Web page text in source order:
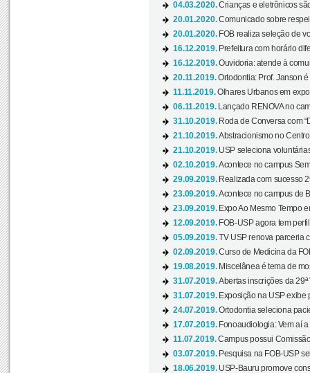
04.03.2020.Crianças e eletrônicos
20.01.2020.Comunicado sobre
20.01.2020. FOB realiza seleção de
16.12.2019. Prefeitura com horário
16.12.2019.Ouvidoria: atende à
20.11.2019.Ortodontia: Prof. Janson
11.11.2019.Olhares Urbanos em
06.11.2019.
Lançado RENOVA no
31.10.2019. Roda de Conversa com
21.10.2019.Abstracionismo no
21.10.2019. USP seleciona
02.10.2019.Acontece no campus
29.09.2019. Realizada com sucesso
23.09.2019.Acontece no campus de
23.09.2019. Expo Ao Mesmo Tempo
12.09.2019. FOB-USP agora tem
05.09.2019.TV USP renova parceria
02.09.2019.Curso de Medicina da
19.08.2019. Miscelânea é tema de
31.07.2019.Abertas inscrições da 29ª
31.07.2019. Exposição na USP exibe
24.07.2019.Ortodontia seleciona
17.07.2019. Fonoaudiologia: Vem aí
11.07.2019.Campus possui
03.07.2019. Pesquisa na FOB-USP
18.06.2019. USP-Bauru promove